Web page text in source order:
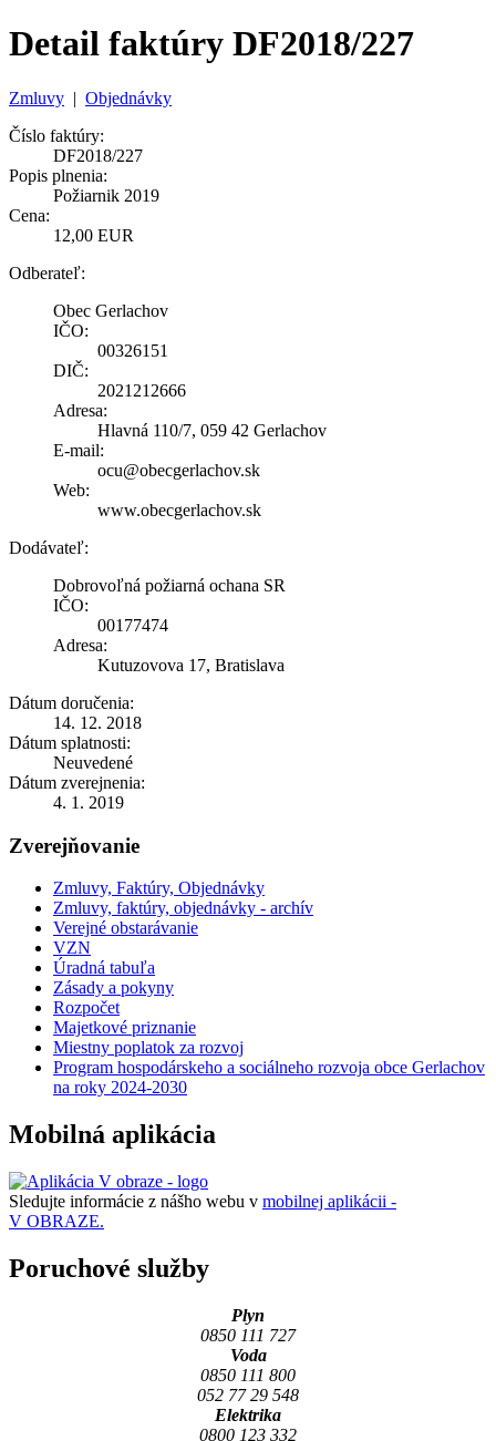
Detail faktúry DF2018/227
Zmluvy | Objednávky
Číslo faktúry:
DF2018/227
Popis plnenia:
Požiarnik 2019
Cena:
12,00 EUR
Odberateľ:
Obec Gerlachov
IČO:
00326151
DIČ:
2021212666
Adresa:
Hlavná 110/7, 059 42 Gerlachov
E-mail:
ocu@obecgerlachov.sk
Web:
www.obecgerlachov.sk
Dodávateľ:
Dobrovoľná požiarná ochana SR
IČO:
00177474
Adresa:
Kutuzovova 17, Bratislava
Dátum doručenia:
14. 12. 2018
Dátum splatnosti:
Neuvedené
Dátum zverejnenia:
4. 1. 2019
Zverejňovanie
Zmluvy, Faktúry, Objednávky
Zmluvy, faktúry, objednávky - archív
Verejné obstarávanie
VZN
Úradná tabuľa
Zásady a pokyny
Rozpočet
Majetkové priznanie
Miestny poplatok za rozvoj
Program hospodárskeho a sociálneho rozvoja obce Gerlachov
na roky 2024-2030
Mobilná aplikácia
Sledujte informácie z nášho webu v mobilnej aplikácii -
V OBRAZE.
Poruchové služby
Plyn
0850 111 727
Voda
0850 111 800
052 77 29 548
Elektrika
0800 123 332